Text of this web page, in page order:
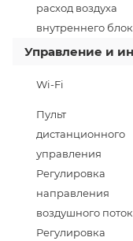
расход воздуха
внутреннего
Управление и
Wi-Fi
Пульт
дистанционного
управления
Регулировка
направления
воздушного
Регулировка